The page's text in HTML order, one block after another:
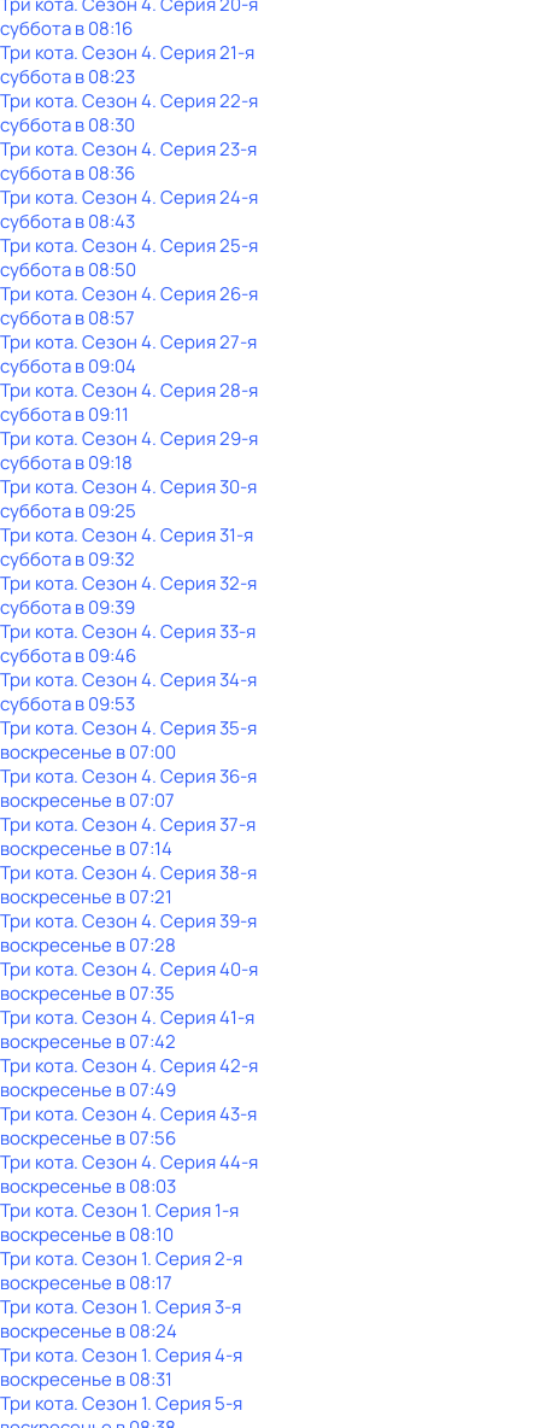
субботав08:16
Три кота. Сезон 4. Серия 21-я
субботав08:23
Три кота. Сезон 4. Серия 22-я
субботав08:30
Три кота. Сезон 4. Серия 23-я
субботав08:36
Три кота. Сезон 4. Серия 24-я
субботав08:43
Три кота. Сезон 4. Серия 25-я
субботав08:50
Три кота. Сезон 4. Серия 26-я
субботав08:57
Три кота. Сезон 4. Серия 27-я
субботав09:04
Три кота. Сезон 4. Серия 28-я
субботав09:11
Три кота. Сезон 4. Серия 29-я
субботав09:18
Три кота. Сезон 4. Серия 30-я
субботав09:25
Три кота. Сезон 4. Серия 31-я
субботав09:32
Три кота. Сезон 4. Серия 32-я
субботав09:39
Три кота. Сезон 4. Серия 33-я
субботав09:46
Три кота. Сезон 4. Серия 34-я
субботав09:53
Три кота. Сезон 4. Серия 35-я
воскресенье в07:00
Три кота. Сезон 4. Серия 36-я
воскресенье в07:07
Три кота. Сезон 4. Серия 37-я
воскресенье в07:14
Три кота. Сезон 4. Серия 38-я
воскресенье в07:21
Три кота. Сезон 4. Серия 39-я
воскресенье в07:28
Три кота. Сезон 4. Серия 40-я
воскресенье в07:35
Три кота. Сезон 4. Серия 41-я
воскресенье в07:42
Три кота. Сезон 4. Серия 42-я
воскресенье в07:49
Три кота. Сезон 4. Серия 43-я
воскресенье в07:56
Три кота. Сезон 4. Серия 44-я
воскресенье в08:03
Три кота. Сезон 1. Серия 1-я
воскресенье в08:10
Три кота. Сезон 1. Серия 2-я
воскресенье в08:17
Три кота. Сезон 1. Серия 3-я
воскресенье в08:24
Три кота. Сезон 1. Серия 4-я
воскресенье в08:31
Три кота. Сезон 1. Серия 5-я